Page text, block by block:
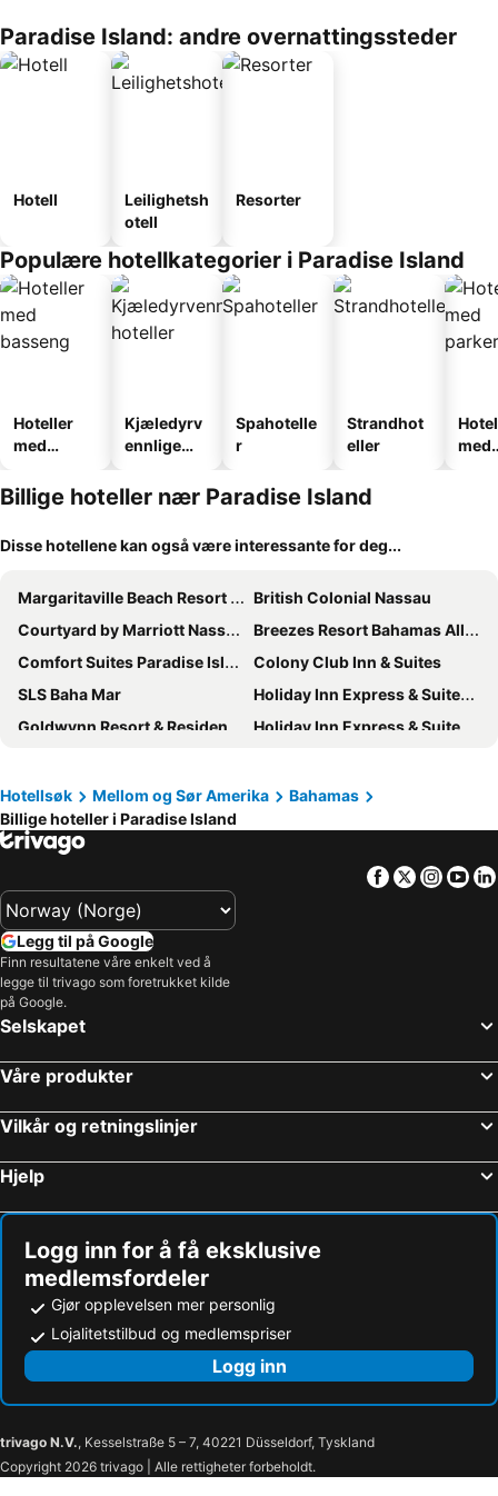
Paradise Island: andre overnattingssteder
Hotell
Leilighetsh
otell
Resorter
Populære hotellkategorier i Paradise Island
Hoteller
med
Kjæledyrv
ennlige
Spahotelle
r
Strandhot
eller
med
Billige hoteller nær Paradise Island
Disse hotellene kan også være interessante for deg...
Margaritaville Beach Resort Nassau
British Colonial Nassau
Courtyard by Marriott Nassau Downtown/Junkanoo Beach
Breezes Resort Bahamas All Inclusive
Comfort Suites Paradise Island
Colony Club Inn & Suites
SLS Baha Mar
Holiday Inn Express & Suites Nassau By Ihg
Goldwynn Resort & Residences
Holiday Inn Express & Suites Nassau by IHG
Rosewood Baha Mar
Orange Hill Beach Inn
Taste of Paradise
Holiday Inn Resort Nassau
Hotellsøk Mellom og Sør Amerika
Bahamas
Billige hoteller i Paradise Island
Facebook
Twitter
Legg til på Google
Finn resultatene våre enkelt ved å
legge til trivago som foretrukket kilde
på Google.
Selskapet
Våre produkter
Vilkår og retningslinjer
Hjelp
Logg inn for å få eksklusive
medlemsfordeler
Gjør opplevelsen mer personlig
Lojalitetstilbud og medlemspriser
Logg inn
trivago N.V., Kesselstraße 5 – 7, 40221 Düsseldorf, Tyskland
Copyright 2026 trivago | Alle rettigheter forbeholdt.